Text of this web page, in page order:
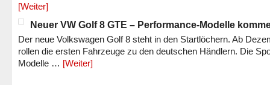
[Weiter]
Neuer VW Golf 8 GTE – Performance-Modelle
Der neue Volkswagen Golf 8 steht in den Startlöchern. Ab
rollen die ersten Fahrzeuge zu den deutschen Händlern. Die
Modelle … [Weiter]